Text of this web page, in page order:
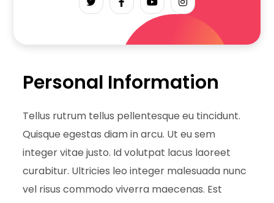
Personal Information
Tellus rutrum tellus pellentesque eu tincidunt.
Quisque egestas diam in arcu. Ut eu sem
integer vitae justo. Id volutpat lacus laoreet
curabitur. Ultricies leo integer malesuada nunc
vel risus commodo viverra maecenas. Est